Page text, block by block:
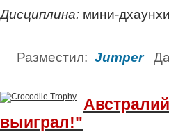
Дисциплина: мини-
Разместил: Jumper
выиграл!"